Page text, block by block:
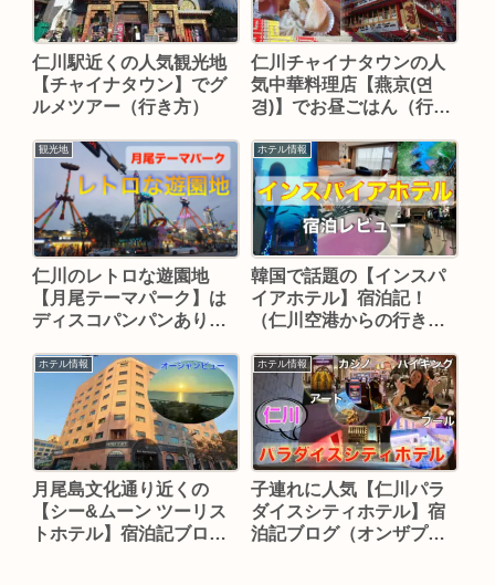
仁川駅近くの人気観光地
【チャイナタウン】でグ
ルメツアー（行き方）
仁川チャイナタウンの人
気中華料理店【燕京(연
경)】でお昼ごはん（行き
観光地
仁川のレトロな遊園地
【月尾テーマパーク】は
ディスコパンパンあり！
ホテル情報
韓国で話題の【インスパ
イアホテル】宿泊記！
（仁川空港からの行き
ホテル情報
月尾島文化通り近くの
【シー&ムーン ツーリス
トホテル】宿泊記ブログ
ホテル情報
子連れに人気【仁川パラ
ダイスシティホテル】宿
泊記ブログ（オンザプレ